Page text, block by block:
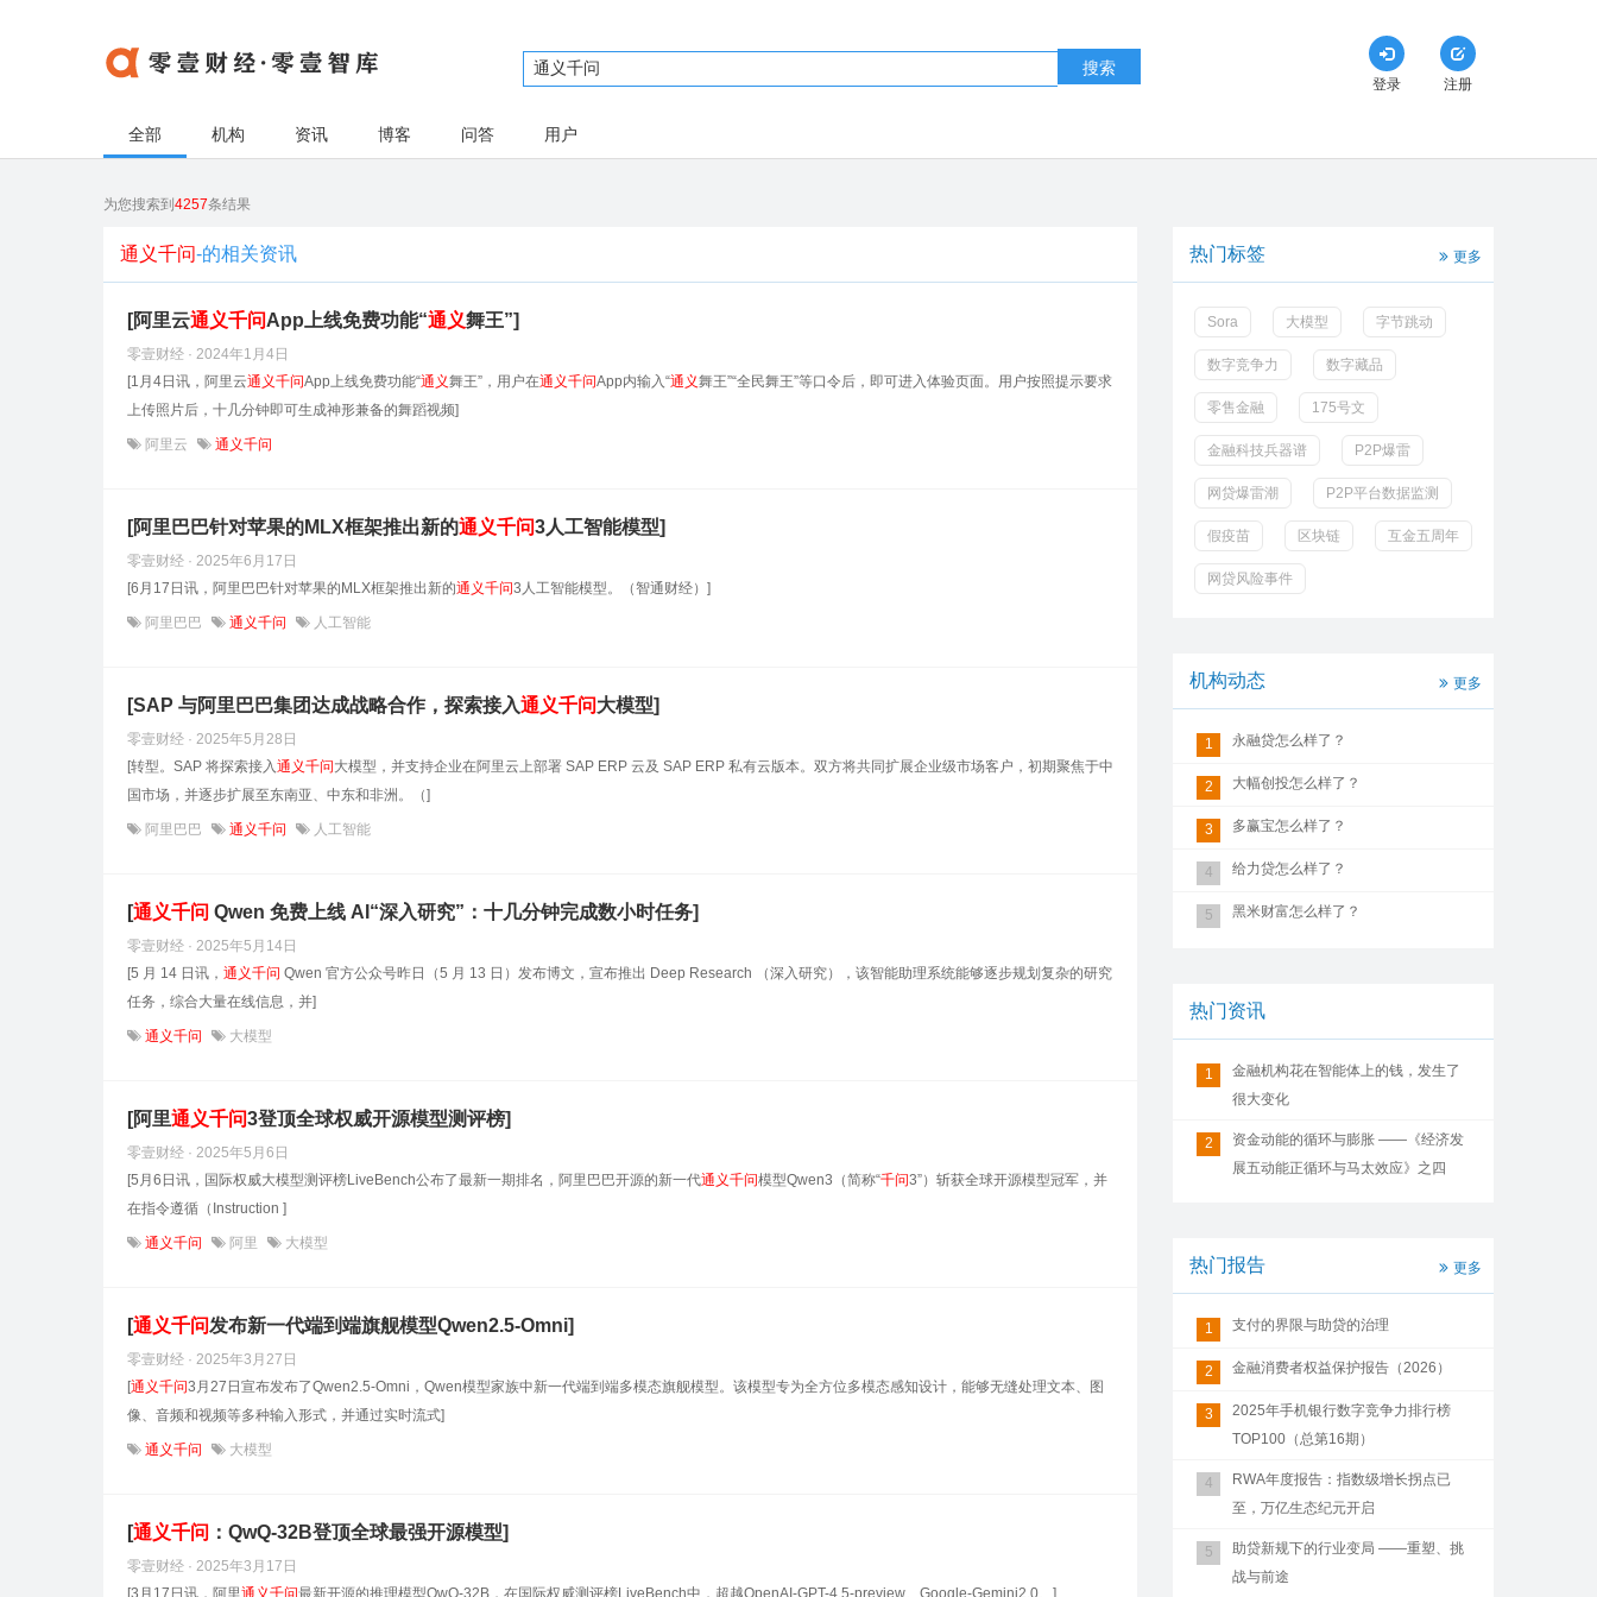
搜索
登录 注册
全部 机构 资讯 博客 问答 用户
为您搜索到 4257条结果
通义千问-的相关资讯
[阿里云通义千问App上线免费功能“通义舞王”]
零壹财经 · 2024年1月4日
[1月4日讯，阿里云通义千问App上线免费功能“通义舞王”，用户在通义千问App内输入“通义舞王”“全民舞王”等口令后，即可进入体验页面。用户按照提示要求
上传照片后，十几分钟即可生成神形兼备的舞蹈视频]
阿里云 通义千问
[阿里巴巴针对苹果的MLX框架推出新的通义千问3人工智能模型]
零壹财经 · 2025年6月17日
[6月17日讯，阿里巴巴针对苹果的MLX框架推出新的通义千问3人工智能模型。（智通财经）]
阿里巴巴 通义千问 人工智能
[SAP 与阿里巴巴集团达成战略合作，探索接入通义千问大模型]
零壹财经 · 2025年5月28日
[转型。SAP 将探索接入通义千问大模型，并支持企业在阿里云上部署 SAP ERP 云及 SAP ERP 私有云版本。双方将共同扩展企业级市场客户，初期聚焦于中
国市场，并逐步扩展至东南亚、中东和非洲。（]
阿里巴巴 通义千问 人工智能
[通义千问 Qwen 免费上线 AI“深入研究”：十几分钟完成数小时任务]
零壹财经 · 2025年5月14日
[5 月 14 日讯， 通义千问 Qwen 官方公众号昨日（5 月 13 日）发布博文，宣布推出 Deep Research （深入研究），该智能助理系统能够逐步规划复杂的研究
任务，综合大量在线信息，并]
通义千问 大模型
[阿里通义千问3登顶全球权威开源模型测评榜]
零壹财经 · 2025年5月6日
[5月6日讯，国际权威大模型测评榜LiveBench公布了最新一期排名，阿里巴巴开源的新一代通义千问模型Qwen3（简称“千问3”）斩获全球开源模型冠军，并
在指令遵循（Instruction ]
通义千问 阿里 大模型
[通义千问发布新一代端到端旗舰模型Qwen2.5-Omni]
零壹财经 · 2025年3月27日
[通义千问3月27日宣布发布了Qwen2.5-Omni，Qwen模型家族中新一代端到端多模态旗舰模型。该模型专为全方位多模态感知设计，能够无缝处理文本、图
像、音频和视频等多种输入形式，并通过实时流式]
通义千问 大模型
[通义千问 ：QwQ-32B登顶全球最强开源模型]
零壹财经 · 2025年3月17日
[3月17日讯，阿里通义千问最新开源的推理模型QwQ-32B，在国际权威测评榜LiveBench中，超越OpenAI-GPT-4.5-preview、Google-Gemini2.0、]
热门标签 更多
Sora 大模型 字节跳动
数字竞争力 数字藏品
零售金融 175号文
金融科技兵器谱 P2P爆雷
网贷爆雷潮 P2P平台数据监测
假疫苗 区块链 互金五周年
网贷风险事件
机构动态 更多
1 永融贷怎么样了？
2 大幅创投怎么样了？
3 多赢宝怎么样了？
4 给力贷怎么样了？
5 黑米财富怎么样了？
热门资讯
1
金融机构花在智能体上的钱，发生了
很大变化
2
资金动能的循环与膨胀 ——《经济发
展五动能正循环与马太效应》之四
热门报告 更多
1 支付的界限与助贷的治理
2 金融消费者权益保护报告（2026）
3
2025年手机银行数字竞争力排行榜
TOP100（总第16期）
4
RWA年度报告：指数级增长拐点已
至，万亿生态纪元开启
5
助贷新规下的行业变局 ——重塑、挑
战与前途